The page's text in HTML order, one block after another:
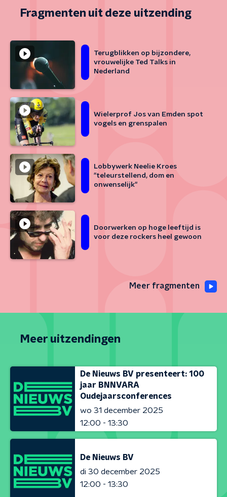
Fragmenten uit deze uitzending
Terugblikken op bijzondere,
vrouwelijke Ted Talks in
Nederland
Wielerprof Jos van Emden spot
vogels en grenspalen
Lobbywerk Neelie Kroes
"teleurstellend, dom en
onwenselijk"
Doorwerken op hoge leeftijd is
voor deze rockers heel gewoon
Meer fragmenten
Meer uitzendingen
De Nieuws BV presenteert: 100
jaar BNNVARA
Oudejaarsconferences
wo 31 december 2025
12:00 - 13:30
De Nieuws BV
di 30 december 2025
12:00 - 13:30